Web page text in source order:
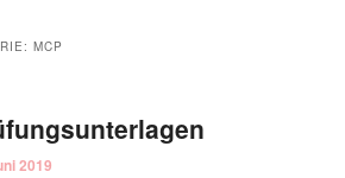
MCP
2019